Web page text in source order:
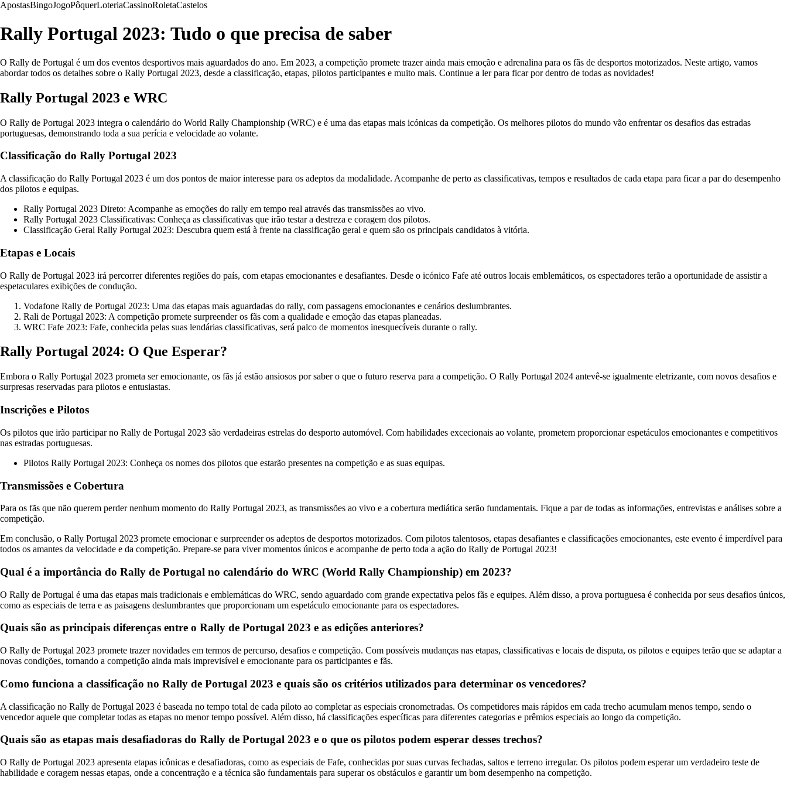
ApostasBingoJogoPôquerLoteriaCassinoRoletaCastelos
Rally Portugal 2023: Tudo o que precisa de saber
O Rally de Portugal é um dos eventos desportivos mais aguardados do ano. Em 2023, a competição promete trazer ainda mais emoção e adrenalina para os fãs de desportos motorizados. Neste artigo, vamos
abordar todos os detalhes sobre o Rally Portugal 2023, desde a classificação, etapas, pilotos participantes e muito mais. Continue a ler para ficar por dentro de todas as novidades!
Rally Portugal 2023 e WRC
O Rally de Portugal 2023 integra o calendário do World Rally Championship (WRC) e é uma das etapas mais icónicas da competição. Os melhores pilotos do mundo vão enfrentar os desafios das estradas
portuguesas, demonstrando toda a sua perícia e velocidade ao volante.
Classificação do Rally Portugal 2023
A classificação do Rally Portugal 2023 é um dos pontos de maior interesse para os adeptos da modalidade. Acompanhe de perto as classificativas, tempos e resultados de cada etapa para ficar a par do desempenho
dos pilotos e equipas.
Rally Portugal 2023 Direto: Acompanhe as emoções do rally em tempo real através das transmissões ao vivo.
Rally Portugal 2023 Classificativas: Conheça as classificativas que irão testar a destreza e coragem dos pilotos.
Classificação Geral Rally Portugal 2023: Descubra quem está à frente na classificação geral e quem são os principais candidatos à vitória.
Etapas e Locais
O Rally de Portugal 2023 irá percorrer diferentes regiões do país, com etapas emocionantes e desafiantes. Desde o icónico Fafe até outros locais emblemáticos, os espectadores terão a oportunidade de assistir a
espetaculares exibições de condução.
Vodafone Rally de Portugal 2023: Uma das etapas mais aguardadas do rally, com passagens emocionantes e cenários deslumbrantes.
Rali de Portugal 2023: A competição promete surpreender os fãs com a qualidade e emoção das etapas planeadas.
WRC Fafe 2023: Fafe, conhecida pelas suas lendárias classificativas, será palco de momentos inesquecíveis durante o rally.
Rally Portugal 2024: O Que Esperar?
Embora o Rally Portugal 2023 prometa ser emocionante, os fãs já estão ansiosos por saber o que o futuro reserva para a competição. O Rally Portugal 2024 antevê-se igualmente eletrizante, com novos desafios e
surpresas reservadas para pilotos e entusiastas.
Inscrições e Pilotos
Os pilotos que irão participar no Rally de Portugal 2023 são verdadeiras estrelas do desporto automóvel. Com habilidades excecionais ao volante, prometem proporcionar espetáculos emocionantes e competitivos
nas estradas portuguesas.
Pilotos Rally Portugal 2023: Conheça os nomes dos pilotos que estarão presentes na competição e as suas equipas.
Transmissões e Cobertura
Para os fãs que não querem perder nenhum momento do Rally Portugal 2023, as transmissões ao vivo e a cobertura mediática serão fundamentais. Fique a par de todas as informações, entrevistas e análises sobre a
competição.
Em conclusão, o Rally Portugal 2023 promete emocionar e surpreender os adeptos de desportos motorizados. Com pilotos talentosos, etapas desafiantes e classificações emocionantes, este evento é imperdível para
todos os amantes da velocidade e da competição. Prepare-se para viver momentos únicos e acompanhe de perto toda a ação do Rally de Portugal 2023!
Qual é a importância do Rally de Portugal no calendário do WRC (World Rally Championship) em 2023?
O Rally de Portugal é uma das etapas mais tradicionais e emblemáticas do WRC, sendo aguardado com grande expectativa pelos fãs e equipes. Além disso, a prova portuguesa é conhecida por seus desafios únicos,
como as especiais de terra e as paisagens deslumbrantes que proporcionam um espetáculo emocionante para os espectadores.
Quais são as principais diferenças entre o Rally de Portugal 2023 e as edições anteriores?
O Rally de Portugal 2023 promete trazer novidades em termos de percurso, desafios e competição. Com possíveis mudanças nas etapas, classificativas e locais de disputa, os pilotos e equipes terão que se adaptar a
novas condições, tornando a competição ainda mais imprevisível e emocionante para os participantes e fãs.
Como funciona a classificação no Rally de Portugal 2023 e quais são os critérios utilizados para determinar os vencedores?
A classificação no Rally de Portugal 2023 é baseada no tempo total de cada piloto ao completar as especiais cronometradas. Os competidores mais rápidos em cada trecho acumulam menos tempo, sendo o
vencedor aquele que completar todas as etapas no menor tempo possível. Além disso, há classificações específicas para diferentes categorias e prêmios especiais ao longo da competição.
Quais são as etapas mais desafiadoras do Rally de Portugal 2023 e o que os pilotos podem esperar desses trechos?
O Rally de Portugal 2023 apresenta etapas icônicas e desafiadoras, como as especiais de Fafe, conhecidas por suas curvas fechadas, saltos e terreno irregular. Os pilotos podem esperar um verdadeiro teste de
habilidade e coragem nessas etapas, onde a concentração e a técnica são fundamentais para superar os obstáculos e garantir um bom desempenho na competição.